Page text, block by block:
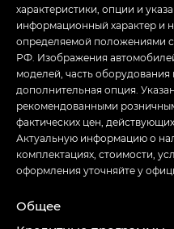
характеристики, опции и
информационный характер и
определяемой положениями
РФ. Изображения
моделей, часть
дополнительная опция.
рекомендованными
фактических цен,
Актуальную информацию о
комплектациях, стоимости,
оформления уточняйте у
Общее